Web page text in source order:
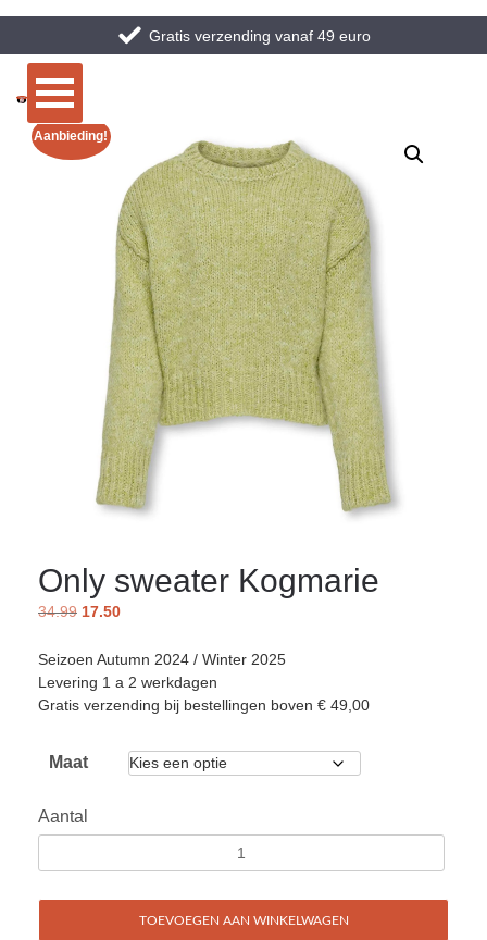
Gratis verzending vanaf 49 euro
Aanbieding!
Only sweater Kogmarie
34.99 17.50
Seizoen Autumn 2024 / Winter 2025
Levering 1 a 2 werkdagen
Gratis verzending bij bestellingen boven € 49,00
Maat
Aantal
TOEVOEGEN AAN WINKELWAGEN